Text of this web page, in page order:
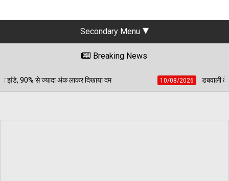
Secondary Menu
Breaking News
दम 10/08/2026 डबवाली के गिदड़खेड़ा के लाल का पंजाब पुलिस